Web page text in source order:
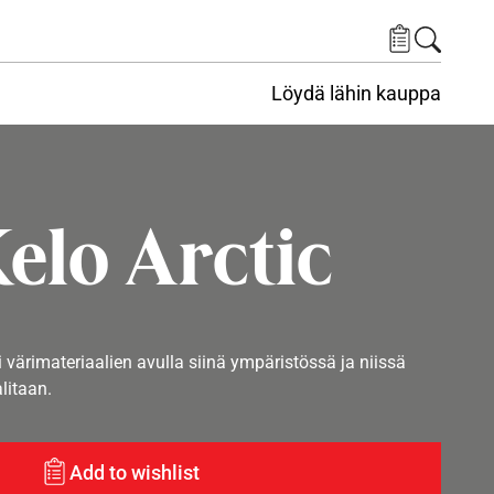
Löydä lähin kauppa
Arctic
avulla siinä ympäristössä ja niissä
Add to wishlist